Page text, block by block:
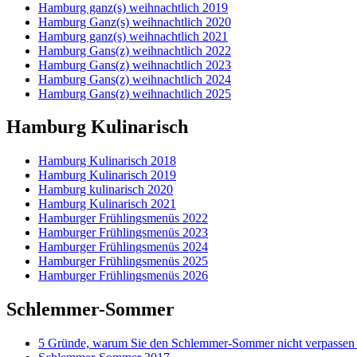
Hamburg ganz(s) weihnachtlich 2019
Hamburg Ganz(s) weihnachtlich 2020
Hamburg ganz(s) weihnachtlich 2021
Hamburg Gans(z) weihnachtlich 2022
Hamburg Gans(z) weihnachtlich 2023
Hamburg Gans(z) weihnachtlich 2024
Hamburg Gans(z) weihnachtlich 2025
Hamburg Kulinarisch
Hamburg Kulinarisch 2018
Hamburg Kulinarisch 2019
Hamburg kulinarisch 2020
Hamburg Kulinarisch 2021
Hamburger Frühlingsmenüs 2022
Hamburger Frühlingsmenüs 2023
Hamburger Frühlingsmenüs 2024
Hamburger Frühlingsmenüs 2025
Hamburger Frühlingsmenüs 2026
Schlemmer-Sommer
5 Gründe, warum Sie den Schlemmer-Sommer nicht